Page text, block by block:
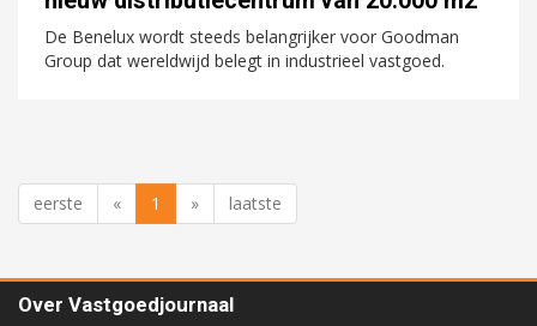
De Benelux wordt steeds belangrijker voor Goodman
Group dat wereldwijd belegt in industrieel vastgoed.
eerste « 1 » laatste
Over Vastgoedjournaal